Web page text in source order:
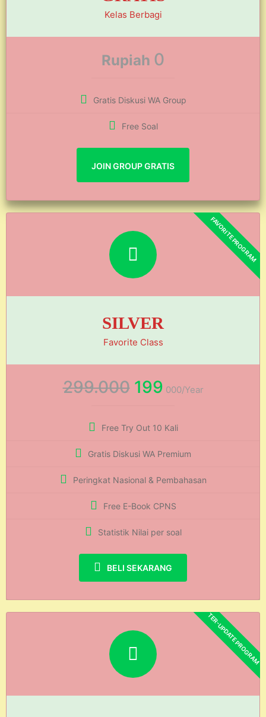
Kelas Berbagi
Rupiah 0
Gratis Diskusi WA Group
Free Soal
JOIN GROUP GRATIS
SILVER
Favorite Class
299.000 199 000/Year
Free Try Out 10 Kali
Gratis Diskusi WA Premium
Peringkat Nasional & Pembahasan
Free E-Book CPNS
Statistik Nilai per soal
BELI SEKARANG